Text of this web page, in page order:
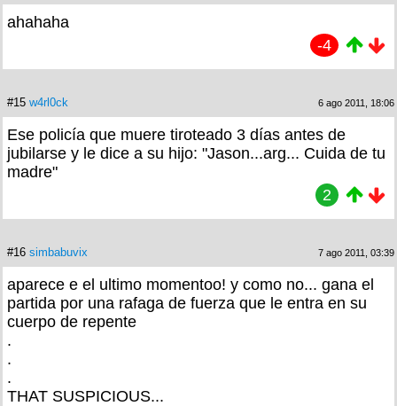
ahahaha
-4
#15 w4rl0ck 6 ago 2011, 18:06
Ese policía que muere tiroteado 3 días antes de
jubilarse y le dice a su hijo: "Jason...arg... Cuida de tu
madre"
2
#16 simbabuvix 7 ago 2011, 03:39
aparece e el ultimo momentoo! y como no... gana el
partida por una rafaga de fuerza que le entra en su
cuerpo de repente
.
.
.
THAT SUSPICIOUS...